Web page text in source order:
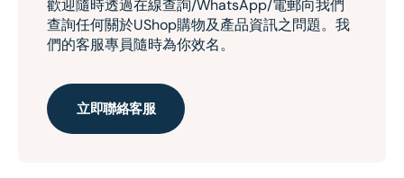
歡迎隨時透過在線查詢/WhatsApp/電郵向我們
查詢任何關於UShop購物及產品資訊之問題。我
們的客服專員隨時為你效名。
立即聯絡客服